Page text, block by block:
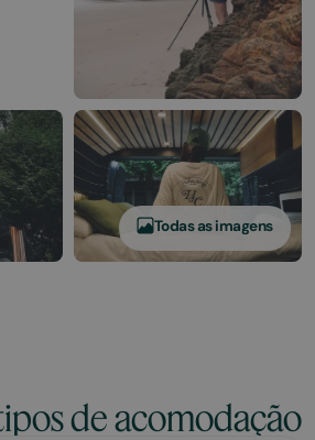
Todas as imagens
de acomodação